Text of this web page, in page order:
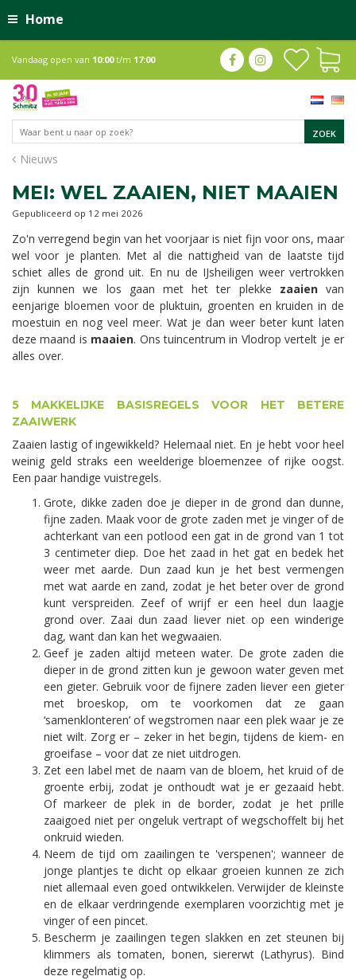
Home
Nieuws
Vandaag open van 10:00t/m 17:00
MEI: WEL ZAAIEN, NIET MAAIEN
Gepubliceerd op 12 mei 2026
Zo'n verregend begin van het voorjaar is niet fijn voor ons, maar
wel voor je planten. Met al die nattigheid van de laatste tijd
schiet alles de grond uit. En nu de IJsheiligen weer vertrokken
zijn kunnen we los gaan met het ter plekke zaaienvan
eenjarige bloemen voor de pluktuin, groenten en kruiden in de
moestuin en nog veel meer. Wat je dan weer beter kunt laten
deze maand is maaien. Ons tuincentrum in Vlodrop vertelt je er
alles over.
5 MAKKELIJKE BASISREGELS VOOR HET BETERE
ZAAIWERK
Zaaien lastig of ingewikkeld? Helemaal niet. En je hebt voor heel
weinig geld straks een weelderige bloemenzee of rijke oogst.
Een paar handige vuistregels.
Grote, dikke zaden doe je dieper in de grond dan dunne,
fijne zaden. Maak voor de grote zaden met je vinger of de
achterkant van een potlood een gat in de grond van 1 tot
3 centimeter diep. Doe het zaad in het gat en bedek het
weer met aarde. Dun zaad kun je het best vermengen
met wat aarde en zand, zodat je het beter over de grond
kunt verspreiden. Zeef of wrijf er een heel dun laagje
grond over. Zaai dun zaad liever niet op een winderige
dag, want dan kan het wegwaaien.
Geef je zaden altijd meteen water. De grote zaden die
dieper in de grond zitten kun je gewoon water geven met
een gieter. Gebruik voor de fijnere zaden liever een gieter
met broeskop, om te voorkomen dat ze gaan
‘samenklonteren’ of wegstromen naar een plek waar je ze
niet wilt. Zorg er – zeker in het begin, tijdens de kiem- en
groeifase – voor dat ze niet uitdrogen.
Zet een label met de naam van de bloem, het kruid of de
groente erbij, zodat je onthoudt wat je er gezaaid hebt.
Of markeer de plek in de border, zodat je het prille
zaaigoed niet per ongeluk vertrapt of wegschoffelt bij het
onkruid wieden.
Neem de tijd om zaailingen te 'verspenen'; wanneer de
jonge plantjes te dicht op elkaar groeien kunnen ze zich
niet allemaal even goed ontwikkelen. Verwijder de kleinste
en de elkaar verdringende exemplaren voorzichtig met je
vinger of een pincet.
Bescherm je zaailingen tegen slakken en zet steunen bij
klimmers als tomaten, bonen, siererwt (Lathyrus). Bind
deze regelmatig op.